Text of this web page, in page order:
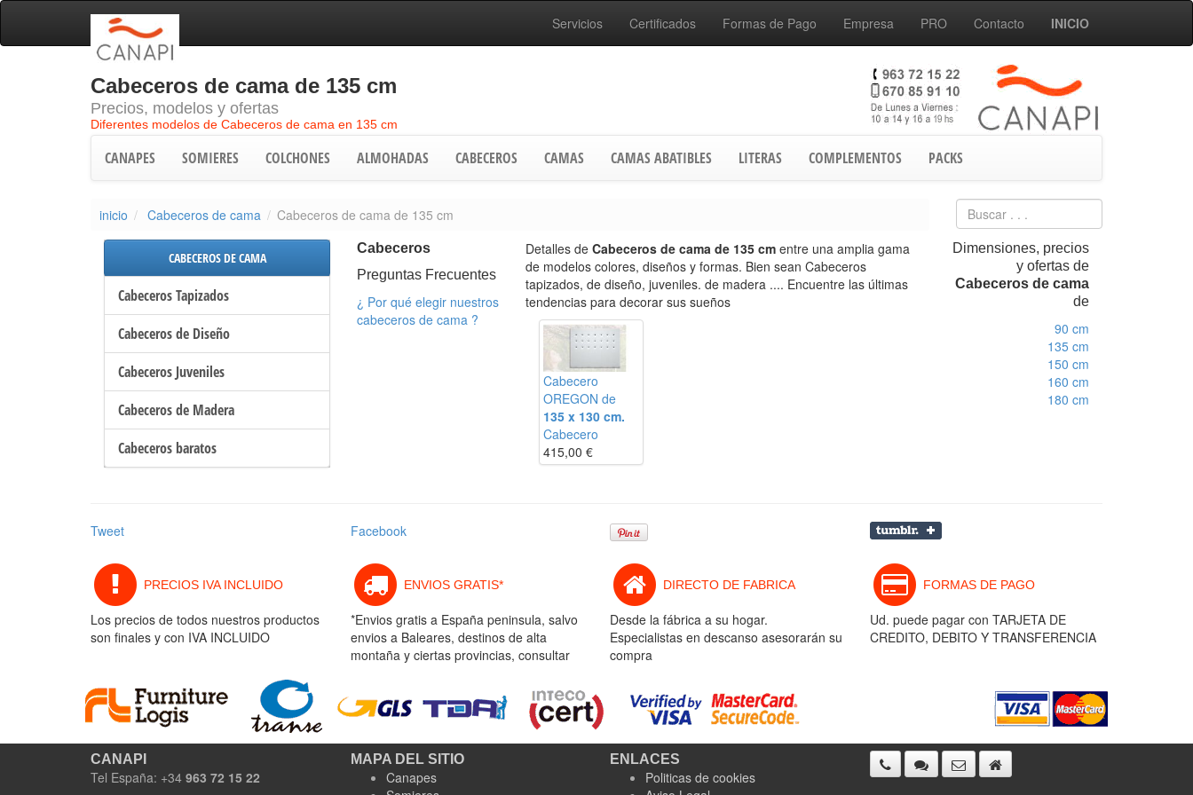
Servicios Certificados Formas de Pago Empresa PRO Contacto INICIO
Cabeceros de cama de 135 cm
Precios, modelos y ofertas
Diferentes modelos de Cabeceros de cama en 135 cm
CANAPES SOMIERES COLCHONES ALMOHADAS CABECEROS CAMAS CAMAS ABATIBLES LITERAS COMPLEMENTOS PACKS
inicio Cabeceros de cama Cabeceros de cama de 135 cm
CABECEROS DE CAMA
Cabeceros Tapizados
Cabeceros de Diseño
Cabeceros Juveniles
Cabeceros de Madera
Cabeceros baratos
Cabeceros
Preguntas Frecuentes
¿ Por qué elegir nuestros
cabeceros de cama ?
Detalles de Cabeceros de cama de 135 cm entre una amplia gama
de modelos colores, diseños y formas. Bien sean Cabeceros
tapizados, de diseño, juveniles. de madera .... Encuentre las últimas
tendencias para decorar sus sueños
Cabecero
OREGON de
135 x 130 cm.
Cabecero
415,00 €
Dimensiones, precios
y ofertas de
Cabeceros de cama
de
90 cm
135 cm
150 cm
160 cm
180 cm
Tweet Facebook
PRECIOS IVA INCLUIDO
Los precios de todos nuestros productos
son finales y con IVA INCLUIDO
ENVIOS GRATIS*
*Envios gratis a España peninsula, salvo
envios a Baleares, destinos de alta
montaña y ciertas provincias, consultar
DIRECTO DE FABRICA
Desde la fábrica a su hogar.
Especialistas en descanso asesorarán su
compra
FORMAS DE PAGO
Ud. puede pagar con TARJETA DE
CREDITO, DEBITO Y TRANSFERENCIA
CANAPI
Tel España: +34 963 72 15 22
MAPA DEL SITIO
Canapes
ENLACES
Politicas de cookies